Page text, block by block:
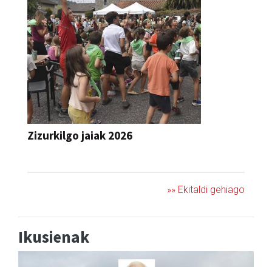
Zizurkilgo jaiak 2026
»» Ekitaldi gehiago
Ikusienak